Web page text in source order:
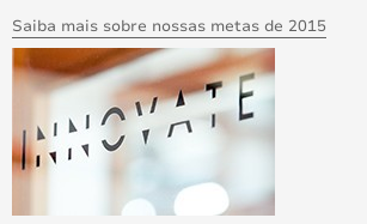
Saiba mais sobre nossas metas de 2015